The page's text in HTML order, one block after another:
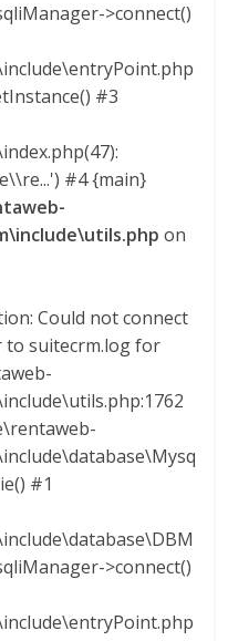
>connect()
#3
#4 {main}
on
Could not connect
to suitecrm.log for
#1
>connect()